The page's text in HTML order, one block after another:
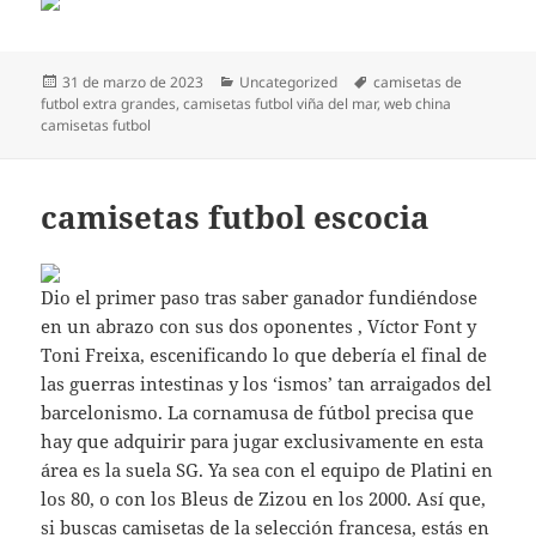
Publicado
el
31 de marzo de 2023 Categorías
Uncategorized Etiquetas
camisetas de
futbol extra grandes,camisetas futbol viña del mar,web china
camisetas futbol
camisetas futbol escocia
Dio el primer paso tras saber ganador fundiéndose
en un abrazo con sus dos oponentes , Víctor Font y
Toni Freixa, escenificando lo que debería el final de
las guerras intestinas y los ‘ismos’ tan arraigados del
barcelonismo. La cornamusa de fútbol precisa que
hay que adquirir para jugar exclusivamente en esta
área es la suela SG. Ya sea con el equipo de Platini en
los 80, o con los Bleus de Zizou en los 2000. Así que,
si buscas camisetas de la selección francesa, estás en